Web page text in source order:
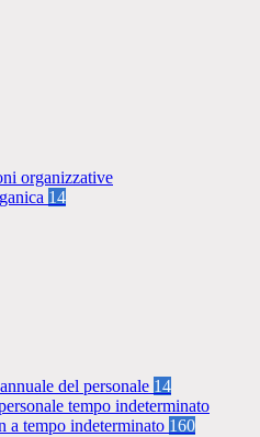
organizzative
14
del personale 14
tempo indeterminato
a tempo indeterminato 160